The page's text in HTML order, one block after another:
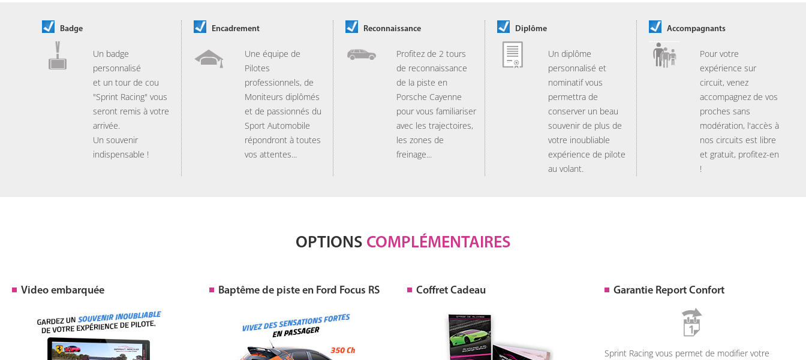
Badge
Un badge
personnalisé
et un tour de cou
"Sprint Racing" vous
seront remis à votre
arrivée.
Un souvenir
indispensable !
Encadrement
Une équipe de
Pilotes
professionnels, de
Moniteurs diplômés
et de passionnés du
Sport Automobile
répondront à toutes
vos attentes...
Reconnaissance
Profitez de 2 tours
de reconnaissance
de la piste en
Porsche Cayenne
pour vous familiariser
avec les trajectoires,
les zones de
freinage...
Diplôme
Un diplôme
personnalisé et
nominatif vous
permettra de
conserver un beau
souvenir de plus de
votre inoubliable
expérience de pilote
au volant.
Accompagnants
Pour votre
expérience sur
circuit, venez
accompagnez de vos
proches sans
modération, l'accès à
nos circuits est libre
et gratuit, profitez-en
!
OPTIONS COMPLÉMENTAIRES
Video embarquée Baptême de piste en Ford Focus RS Coffret Cadeau Garantie Report Confort
Sprint Racing vous permet de modifier votre